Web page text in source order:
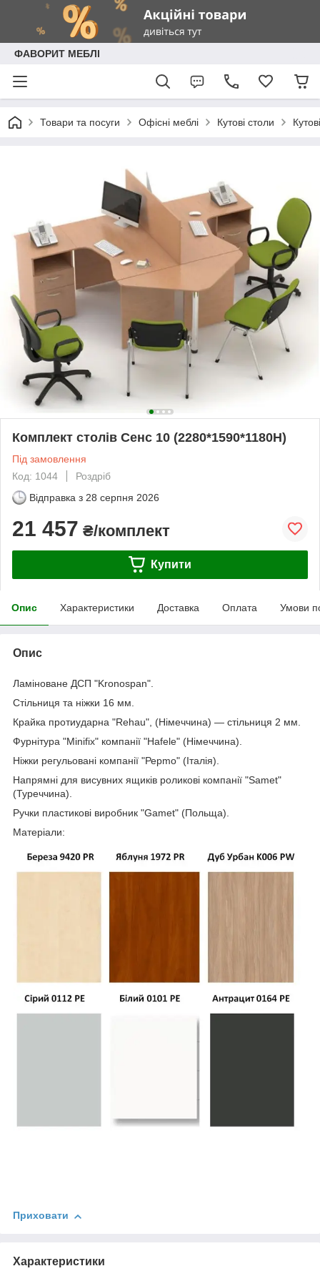
ФАВОРИТ МЕБЛІ
Товари та посуги Офісні меблі Кутові столи
Комплект столів Сенс 10 (2280*1590*1180H)
Під замовлення
Код: 1044
Роздріб
Відправка з 28 серпня 2026
21 457 ₴/комплект
Купити
Опис Характеристики Доставка Оплата Умови
Опис
Ламіноване ДСП "Kronospan".
Стільниця та ніжки 16 мм.
Крайка протиударна "Rehau", (Німеччина) — стільниця 2 мм.
Фурнітура "Minifix" компанії "Hafele" (Німеччина).
Ніжки регульовані компанії "Рерmo" (Італія).
Напрямні для висувних ящиків роликові компанії "Samet"
(Туреччина).
Ручки пластикові виробник "Gamet" (Польща).
Матеріали:
Приховати
Характеристики